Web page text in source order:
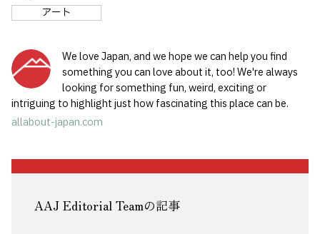
アート
We love Japan, and we hope we can help you find
something you can love about it, too! We're always
looking for something fun, weird, exciting or
intriguing to highlight just how fascinating this place can be.
allabout-japan.com
AAJ Editorial Teamの記事